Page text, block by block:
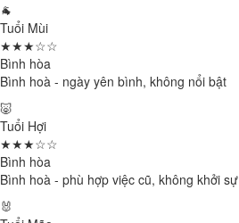
🐐
Tuổi Mùi
★★★☆☆
Bình hòa
Bình hoà - ngày yên bình, không nổi bật
🐷
Tuổi Hợi
★★★☆☆
Bình hòa
Bình hoà - phù hợp việc cũ, không khởi sự
🐰